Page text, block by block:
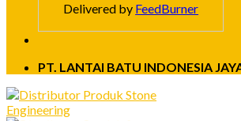
Delivered by FeedBurner
PT. LANTAI BATU INDONESIA